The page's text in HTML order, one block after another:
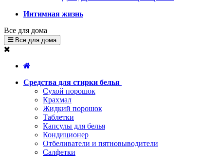
Интимная жизнь
Все для дома
Все для дома
Средства для стирки белья
Сухой порошок
Крахмал
Жидкий порошок
Таблетки
Капсулы для белья
Кондиционер
Отбеливатели и пятновыводители
Салфетки